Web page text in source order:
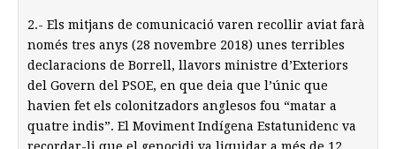
2.- Els mitjans de comunicació varen recollir aviat farà
només tres anys (28 novembre 2018) unes terribles
declaracions de Borrell, llavors ministre d’Exteriors
del Govern del PSOE, en que deia que l’únic que
havien fet els colonitzadors anglesos fou “matar a
quatre indis”. El Moviment Indígena Estatunidenc va
recordar-li que el genocidi va liquidar a més de 12